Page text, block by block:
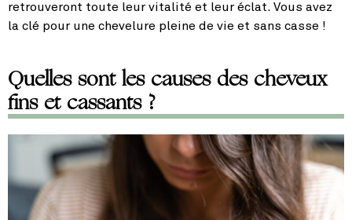
retrouveront toute leur vitalité et leur éclat. Vous avez
la clé pour une chevelure pleine de vie et sans casse !
Quelles sont les causes des cheveux
fins et cassants ?